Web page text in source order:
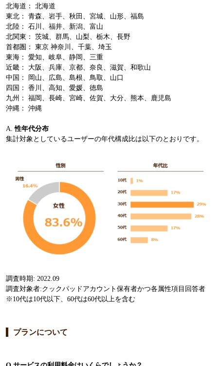
北海道： 北海道
東北： 青森、岩手、秋田、宮城、山形、福島
北陸： 石川、福井、新潟、富山
北関東： 茨城、群馬、山梨、栃木、長野
首都圏： 東京 神奈川、千葉、埼玉
東海： 愛知、岐阜、静岡、三重
近畿： 大阪、兵庫、京都、奈良、滋賀、和歌山
中国： 岡山、広島、島根、鳥取、山口
四国： 香川、高知、愛媛、徳島
九州： 福岡、長崎、宮崎、佐賀、大分、熊本、鹿児島
沖縄： 沖縄
A.性年代分布
集計対象としているユーザーの年代構成比は以下のとおりです。
調査時期: 2022.09
調査対象者:クックパッドアカウント保有者かつ各属性項目回答者
※10代は10代以下、60代は60代以上を含む
プランについて